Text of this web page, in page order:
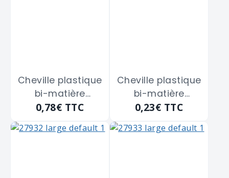
Cheville plastique
bi-matière
duopower
de 12 x 60 m/m
0,78€ TTC
Cheville plastique
bi-matière
DuoPower FISCHER
40 m/m
0,23€ TTC